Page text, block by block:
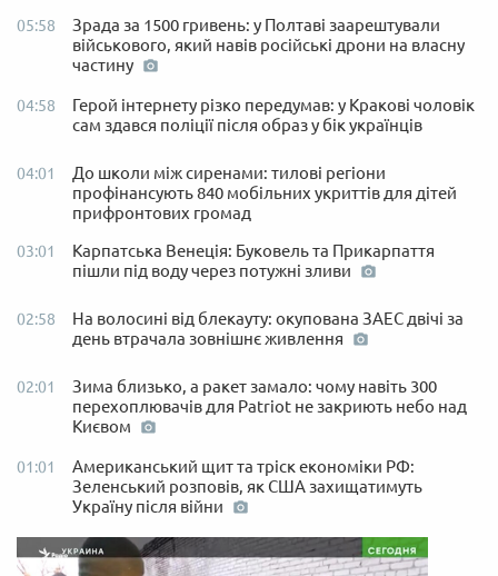
05:58
Зрада за 1500 гривень: у Полтаві заарештували
військового, який навів російські дрони на власну
частину
04:58
Герой інтернету різко передумав: у Кракові чоловік
сам здався поліції після образ у бік українців
04:01
До школи між сиренами: тилові регіони
профінансують 840 мобільних укриттів для дітей
прифронтових громад
03:01
Карпатська Венеція: Буковель та Прикарпаття
пішли під воду через потужні зливи
02:58
На волосині від блекауту: окупована ЗАЕС двічі за
день втрачала зовнішнє живлення
02:01
Зима близько, а ракет замало: чому навіть 300
перехоплювачів для Patriot не закриють небо над
Києвом
01:01
Американський щит та тріск економіки РФ:
Зеленський розповів, як США захищатимуть
Україну після війни